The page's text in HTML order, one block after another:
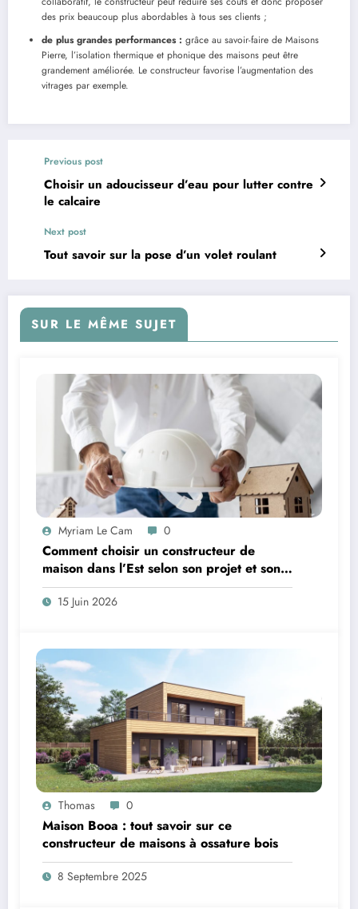
des prix beaucoup plus abordables à tous ses clients ;
de plus grandes performances : grâce au savoir-faire de Maisons
Pierre, l’isolation thermique et phonique des maisons peut être
grandement améliorée. Le constructeur favorise l’augmentation des
vitrages par exemple.
Previous post
Choisir un adoucisseur d’eau pour lutter contre
le calcaire
Next post
Tout savoir sur la pose d’un volet roulant
SUR LE MÊME SUJET
Myriam Le Cam 0
Comment choisir un constructeur de
maison dans l’Est selon son projet et son
budget ?
15 Juin 2026
Thomas 0
Maison Booa : tout savoir sur ce
constructeur de maisons à ossature bois
8 Septembre 2025